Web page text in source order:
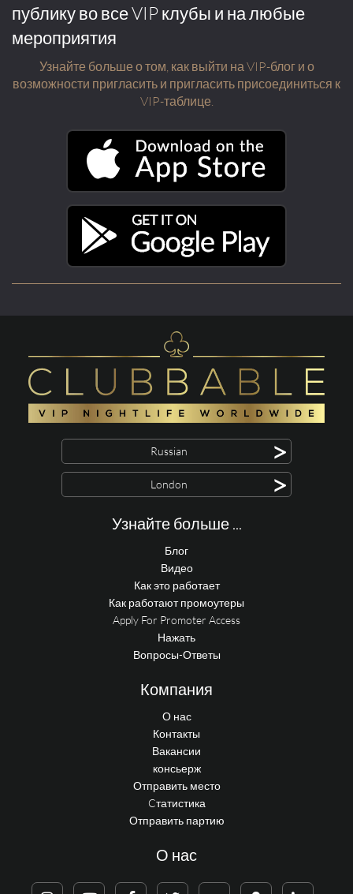
публику во все VIP клубы и на любые
мероприятия
Узнайте больше о том, как выйти на VIP-блог и о
возможности пригласить и пригласить присоединиться к
VIP-таблице.
Russian >
London >
Узнайте больше ...
Блог
Видео
Как это работает
Как работают промоутеры
Apply For Promoter Access
Нажать
Вопросы-Ответы
Компания
О нас
Контакты
Вакансии
консьерж
Отправить место
Cтатистика
Отправить партию
О нас